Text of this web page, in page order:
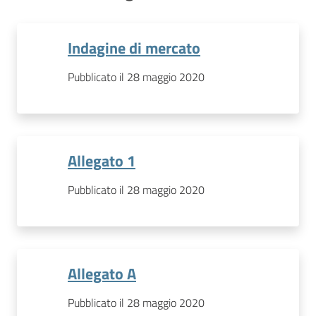
Indagine di mercato
Pubblicato il 28 maggio 2020
Allegato 1
Pubblicato il 28 maggio 2020
Allegato A
Pubblicato il 28 maggio 2020